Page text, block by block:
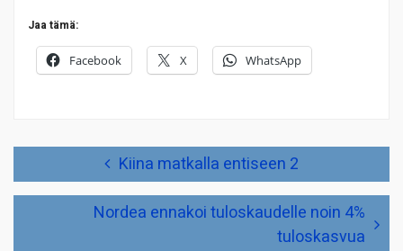
Jaa tämä:
Facebook X WhatsApp
Kiina matkalla entiseen 2
Nordea ennakoi tuloskaudelle noin 4%
tuloskasvua